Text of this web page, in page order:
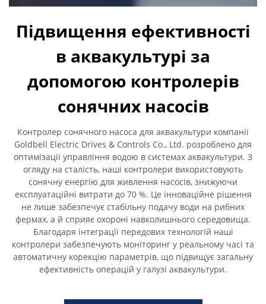
Підвищення ефективності
в аквакультурі за
допомогою контролерів
сонячних насосів
Контролер сонячного насоса для аквакультури компанії
Goldbell Electric Drives & Controls Co., Ltd. розроблено для
оптимізації управління водою в системах аквакультури. З
огляду на сталість, наші контролери використовують
сонячну енергію для живлення насосів, знижуючи
експлуатаційні витрати до 70 %. Це інноваційне рішення
не лише забезпечує стабільну подачу води на рибних
фермах, а й сприяє охороні навколишнього середовища.
Благодаря інтеграції передових технологій наші
контролери забезпечують моніторинг у реальному часі та
автоматичну корекцію параметрів, що підвищує загальну
ефективність операцій у галузі аквакультури.